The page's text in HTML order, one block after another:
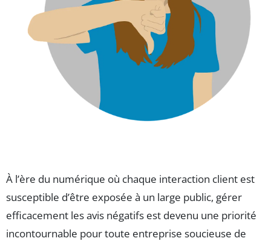
À l’ère du numérique où chaque interaction client est
susceptible d’être exposée à un large public, gérer
efficacement les avis négatifs est devenu une priorité
incontournable pour toute entreprise soucieuse de